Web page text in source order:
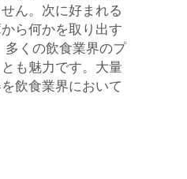
ん。次に好まれる
ら何かを取り出す
多くの飲食業界のプ
も魅力です。大量
飲食業界において